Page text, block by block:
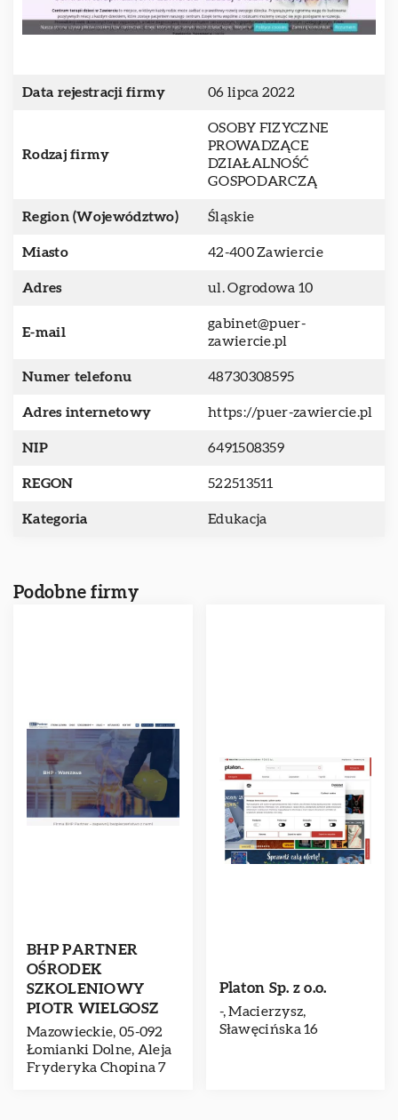
Data rejestracji firmy 06 lipca 2022
Rodzaj firmy
OSOBY FIZYCZNE
PROWADZĄCE
DZIAŁALNOŚĆ
GOSPODARCZĄ
Region (Województwo) Śląskie
Miasto 42-400 Zawiercie
Adres ul. Ogrodowa 10
E-mail
gabinet@puer-
zawiercie.pl
Numer telefonu 48730308595
Adres internetowy https://puer-zawiercie.pl
NIP 6491508359
REGON 522513511
Kategoria Edukacja
Podobne firmy
BHP PARTNER
OŚRODEK
SZKOLENIOWY
PIOTR WIELGOSZ
Mazowieckie, 05-092
Łomianki Dolne, Aleja
Fryderyka Chopina 7
Platon Sp. z o.o.
-, Macierzysz,
Sławęcińska 16